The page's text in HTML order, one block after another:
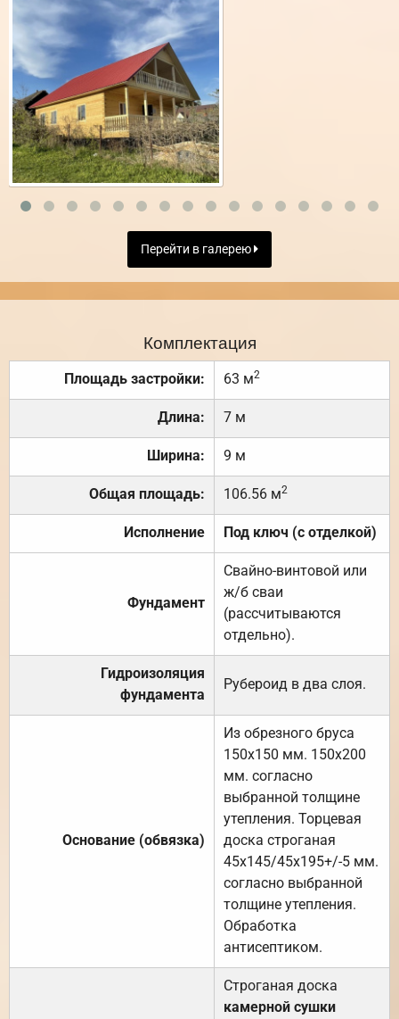
Перейти в галерею
Комплектация
Площадь застройки: 63 м2
Длина: 7 м
Ширина: 9 м
Общая площадь: 106.56 м2
Исполнение Под ключ (с отделкой)
Фундамент
Свайно-винтовой или
ж/б сваи
(рассчитываются
отдельно).
Гидроизоляция
фундамента
Рубероид в два слоя.
Основание (обвязка)
Из обрезного бруса
150х150 мм. 150х200
мм. согласно
выбранной толщине
утепления. Торцевая
доска строганая
45х145/45х195+/-5 мм.
согласно выбранной
толщине утепления.
Обработка
антисептиком.
Строганая доска
камерной сушки